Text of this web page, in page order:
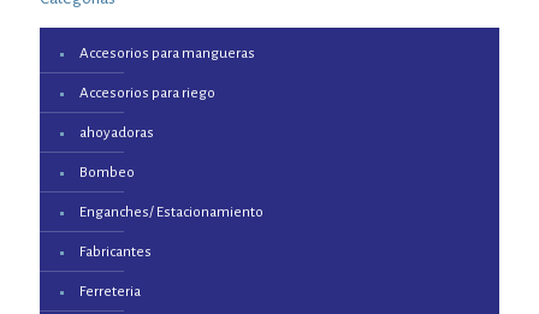
Accesorios para mangueras
Accesorios para riego
ahoyadoras
Bombeo
Enganches/ Estacionamiento
Fabricantes
Ferreteria